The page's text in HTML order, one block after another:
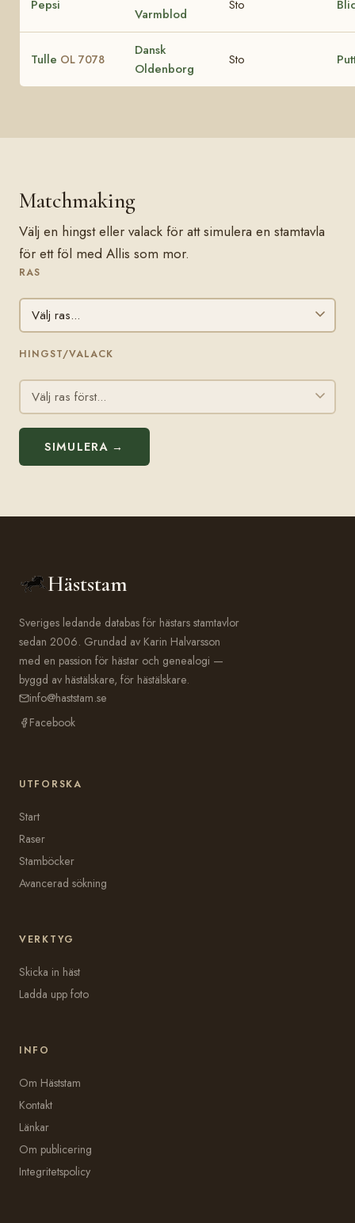
Pepsi
Varmblod
Sto
Tulle OL 7078
Dansk
Oldenborg
Sto
Matchmaking
Välj en hingst eller valack för att simulera en stamtavla
för ett föl med Allis som mor.
RAS
HINGST/VALACK
SIMULERA →
Häststam
Sveriges ledande databas för hästars stamtavlor
sedan 2006. Grundad av Karin Halvarsson
med en passion för hästar och genealogi —
byggd av hästälskare, för hästälskare.
info@haststam.se
Facebook
UTFORSKA
Start
Raser
Stamböcker
Avancerad sökning
VERKTYG
Skicka in häst
Ladda upp foto
INFO
Om Häststam
Kontakt
Länkar
Om publicering
Integritetspolicy